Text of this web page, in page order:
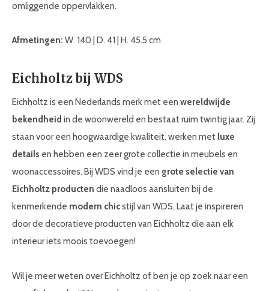
omliggende oppervlakken.
Afmetingen: W. 140 | D. 41 | H. 45.5 cm
Eichholtz bij WDS
Eichholtz is een Nederlands merk met een wereldwijde
bekendheid in de woonwereld en bestaat ruim twintig jaar. Zij
staan voor een hoogwaardige kwaliteit, werken met luxe
details en hebben een zeer grote collectie in meubels en
woonaccessoires. Bij WDS vind je een grote selectie van
Eichholtz producten die naadloos aansluiten bij de
kenmerkende modern chicstijl van WDS. Laat je inspireren
door de decoratieve producten van Eichholtz die aan elk
interieur iets moois toevoegen!
Wil je meer weten over Eichholtz of ben je op zoek naar een